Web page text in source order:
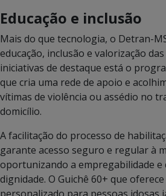
Educação e inclusão
Mais do que tecnologia, o Detran-
educação, inclusão e valorização
iniciativas de destaque está o
que cria uma rede de apoio e
vítimas de violência ou assédio no
domicílio.
A facilitação do processo de
garante acesso seguro e regular à
oportunizando a empregabilidade e
dignidade. O Guichê 60+ que